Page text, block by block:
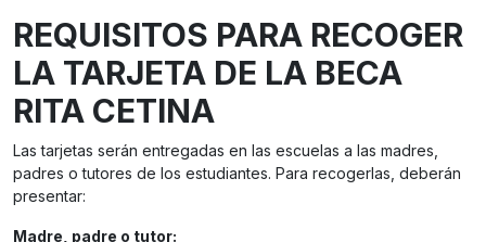
REQUISITOS PARA RECOGER
LA TARJETA DE LA BECA
RITA CETINA
Las tarjetas serán entregadas en las escuelas a las madres,
padres o tutores de los estudiantes. Para recogerlas, deberán
presentar:
Madre, padre o tutor: